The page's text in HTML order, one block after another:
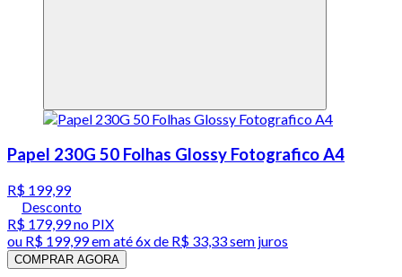
Papel 230G 50 Folhas Glossy Fotografico A4
R$ 199,99
Desconto
R$ 179,99no PIX
ou R$ 199,99em até6x de R$ 33,33 sem juros
COMPRAR AGORA